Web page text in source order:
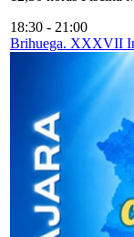
18:30 - 21:00
Brihuega. XXXVII